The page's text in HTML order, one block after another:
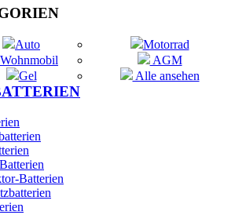
Auto
Motorrad
Wohnmobil
AGM
Gel
Alle ansehen
Batterien